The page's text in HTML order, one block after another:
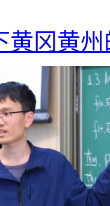
黄冈黄